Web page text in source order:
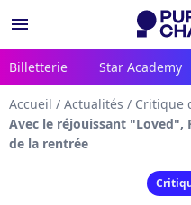
menu
Billetterie Star Academy
Accueil / Actualités / Critique
Avec le réjouissant "Loved",
de la rentrée